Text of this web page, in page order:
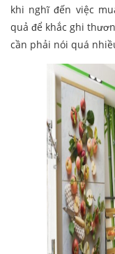
khi nghĩ đến việc
quả để khắc ghi
cần phải nói quá